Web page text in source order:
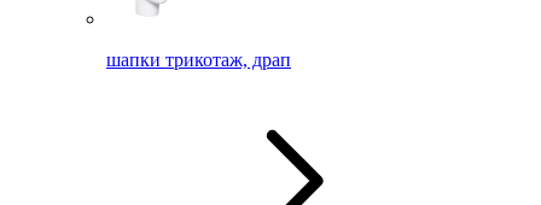
шапки трикотаж, драп